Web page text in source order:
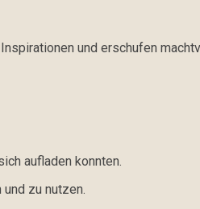
und erschufen
aufladen konnten.
zu nutzen.